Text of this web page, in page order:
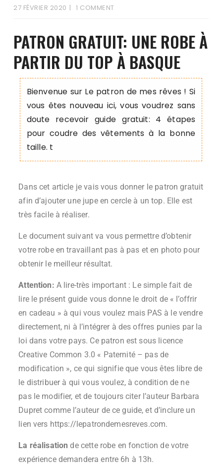
27 FÉVRIER 2020
1 COMMENT
PATRON GRATUIT: UNE ROBE À
PARTIR DU TOP À BASQUE
Bienvenue sur Le patron de mes rêves ! Si
vous êtes nouveau ici, vous voudrez sans
doute recevoir guide gratuit: 4 étapes
pour coudre des vêtements à la bonne
taille. t
Dans cet article je vais vous donner le patron gratuit
afin d’ajouter une jupe en cercle à un top. Elle est
très facile à réaliser.
Le document suivant va vous permettre d’obtenir
votre robe en travaillant pas à pas et en photo pour
obtenir le meilleur résultat.
Attention: A lire-très important : Le simple fait de
lire le présent guide vous donne le droit de « l’offrir
en cadeau » à qui vous voulez mais PAS à le vendre
directement, ni à l’intégrer à des offres punies par la
loi dans votre pays. Ce patron est sous licence
Creative Common 3.0 « Paternité – pas de
modification », ce qui signifie que vous êtes libre de
le distribuer à qui vous voulez, à condition de ne
pas le modifier, et de toujours citer l’auteur Barbara
Dupret comme l’auteur de ce guide, et d’inclure un
lien vers https://lepatrondemesreves.com.
La réalisation de cette robe en fonction de votre
expérience demandera entre 6h à 13h.